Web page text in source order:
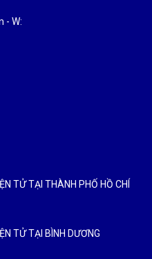
- W:
TỬ TẠI THÀNH PHỐ HỒ CHÍ
TỬ TẠI BÌNH DƯƠNG